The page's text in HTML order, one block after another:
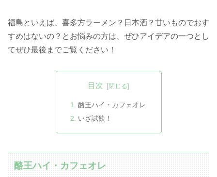
福島といえば、喜多方ラーメン？日本酒？甘いものでおす
すめはないの？とお悩みの方は、ぜひアイデアの一つとし
てぜひ最後までご覧ください！
目次
酪王ハイ・カフェオレ
いざ試飲！
酪王ハイ・カフェオレ